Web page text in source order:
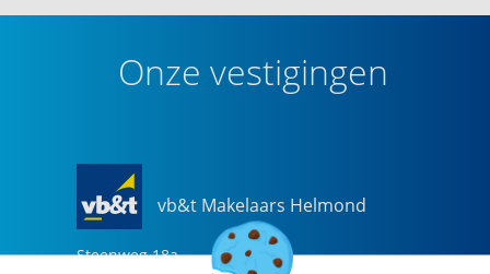
Onze vestigingen
vb&t Makelaars Helmond
Steenweg 18a